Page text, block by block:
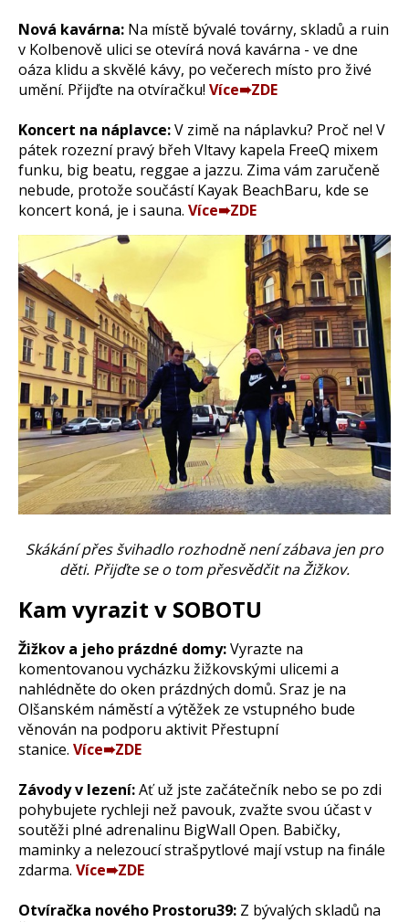
Nová kavárna: Na místě bývalé továrny, skladů a ruin
v Kolbenově ulici se otevírá nová kavárna - ve dne
oáza klidu a skvělé kávy, po večerech místo pro živé
umění. Přijďte na otvíračku! Více➠ZDE
Koncert na náplavce:V zimě na náplavku? Proč ne! V
pátek rozezní pravý břeh Vltavy kapela FreeQ mixem
funku, big beatu, reggae a jazzu. Zima vám zaručeně
nebude, protože součástí Kayak BeachBaru, kde se
koncert koná, je i sauna. Více➠ZDE
Skákání přes švihadlo rozhodně není zábava jen pro
děti. Přijďte se o tom přesvědčit na Žižkov.
Kam vyrazit v SOBOTU
Žižkov a jeho prázdné domy:Vyrazte na
komentovanou vycházku žižkovskými ulicemi a
nahlédněte do oken prázdných domů. Sraz je na
Olšanském náměstí a výtěžek ze vstupného bude
věnován na podporu aktivit Přestupní
stanice. Více➠ZDE
Závody v lezení:Ať už jste začátečník nebo se po zdi
pohybujete rychleji než pavouk, zvažte svou účast v
soutěži plné adrenalinu BigWall Open. Babičky,
maminky a nelezoucí strašpytlové mají vstup na finále
zdarma. Více➠ZDE
Otvíračka nového Prostoru39: Z bývalých skladů na